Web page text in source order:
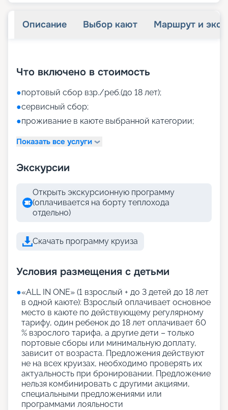
Описание Выбор кают Маршрут и
Что включено в стоимость
●портовый сбор взр./реб.(до 18 лет);
●сервисный сбор;
●проживание в каюте выбранной категории;
Показать все услуги
Экскурсии
Открыть экскурсионную программу
(оплачивается на борту теплохода
отдельно)
Скачать программу круиза
Условия размещения с детьми
●«АLL IN ONE» (1 взрослый + до 3 детей до 18 лет
в одной каюте): Взрослый оплачивает основное
место в каюте по действующему регулярному
тарифу, один ребенок до 18 лет оплачивает 60
% взрослого тарифа, а другие дети – только
портовые сборы или минимальную доплату,
зависит от возраста. Предложения действуют
не на всех круизах, необходимо проверять их
актуальность при бронировании. Предложение
нельзя комбинировать с другими акциями,
специальными предложениями или
программами лояльности